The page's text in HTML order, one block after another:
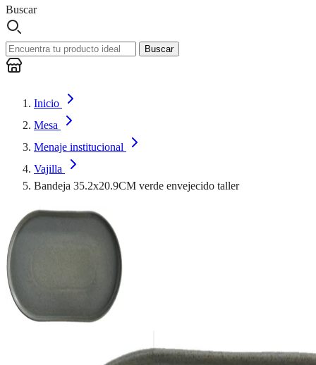
Buscar
Buscar
Inicio
Mesa
Menaje institucional
Vajilla
Bandeja 35.2x20.9CM verde envejecido taller